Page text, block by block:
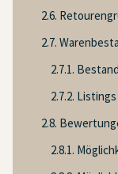
2.6.
2.7.
2.7.1.
2.7.2.
2.8.
2.8.1.